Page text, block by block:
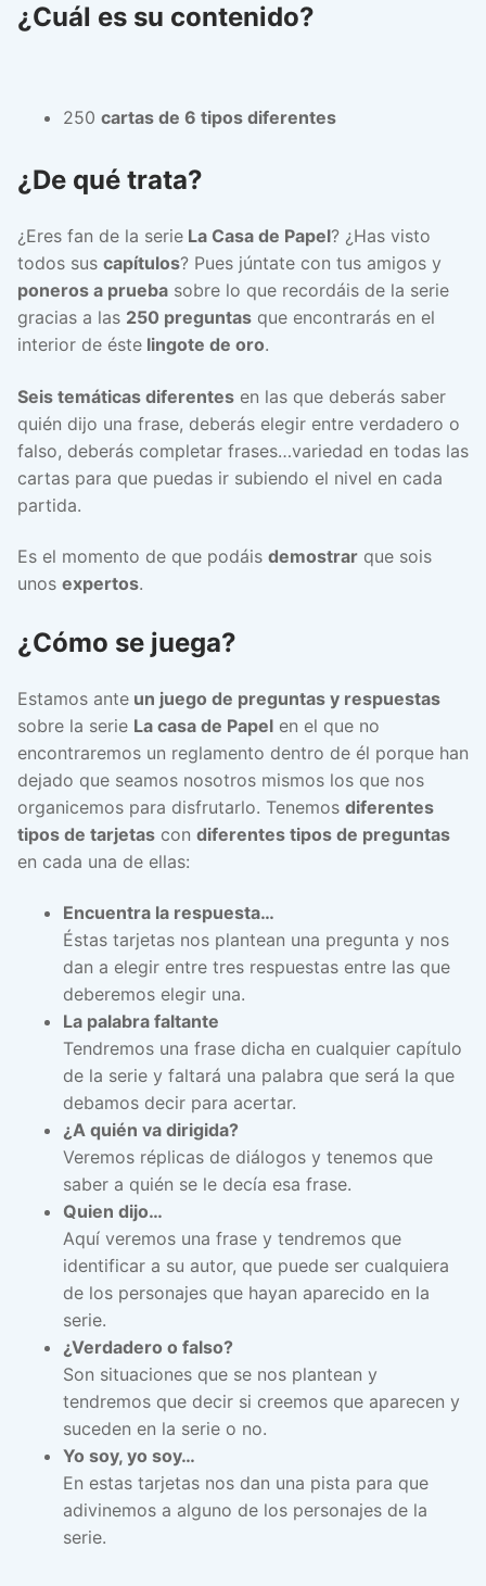
¿Cuál es su contenido?
250 cartas de 6 tipos diferentes
¿De qué trata?
¿Eres fan de la serie La Casa de Papel? ¿Has visto
todos sus capítulos? Pues júntate con tus amigos y
poneros a prueba sobre lo que recordáis de la serie
gracias a las 250 preguntas que encontrarás en el
interior de éste lingote de oro.
Seis temáticas diferentes en las que deberás saber
quién dijo una frase, deberás elegir entre verdadero o
falso, deberás completar frases…variedad en todas las
cartas para que puedas ir subiendo el nivel en cada
partida.
Es el momento de que podáis demostrar que sois
unos expertos.
¿Cómo se juega?
Estamos ante un juego de preguntas y respuestas
sobre la serie La casa de Papel en el que no
encontraremos un reglamento dentro de él porque han
dejado que seamos nosotros mismos los que nos
organicemos para disfrutarlo. Tenemos diferentes
tipos de tarjetas con diferentes tipos de preguntas
en cada una de ellas:
Encuentra la respuesta…
Éstas tarjetas nos plantean una pregunta y nos
dan a elegir entre tres respuestas entre las que
deberemos elegir una.
La palabra faltante
Tendremos una frase dicha en cualquier capítulo
de la serie y faltará una palabra que será la que
debamos decir para acertar.
¿A quién va dirigida?
Veremos réplicas de diálogos y tenemos que
saber a quién se le decía esa frase.
Quien dijo…
Aquí veremos una frase y tendremos que
identificar a su autor, que puede ser cualquiera
de los personajes que hayan aparecido en la
serie.
¿Verdadero o falso?
Son situaciones que se nos plantean y
tendremos que decir si creemos que aparecen y
suceden en la serie o no.
Yo soy, yo soy…
En estas tarjetas nos dan una pista para que
adivinemos a alguno de los personajes de la
serie.